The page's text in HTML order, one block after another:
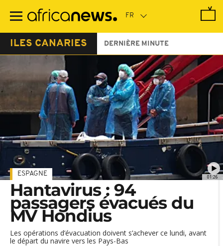
contenu
ILES CANARIES DERNIÈRE MINUTE
01:26
ESPAGNE
Hantavirus : 94
passagers évacués du
MV Hondius
Les opérations d’évacuation doivent s’achever ce lundi, avant
le départ du navire vers les Pays-Bas